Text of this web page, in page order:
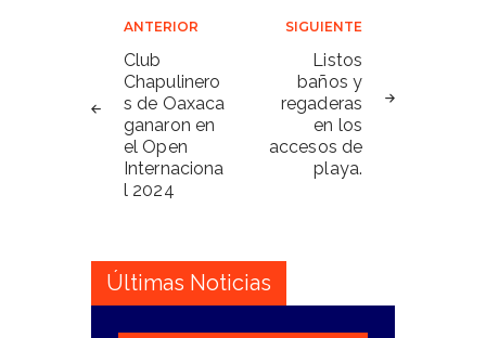
Navegación
de
entradas
ANTERIOR
Club
Chapulinero
s de Oaxaca
ganaron en
el Open
Internaciona
l 2024
SIGUIENTE
Listos
baños y
regaderas
en los
accesos de
playa.
Últimas Noticias